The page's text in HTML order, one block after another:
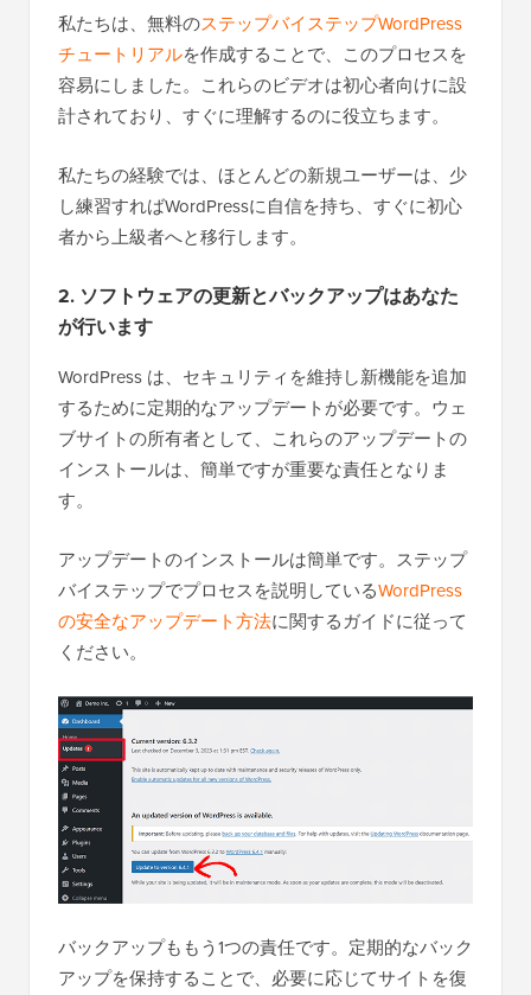
私たちは、無料のステップバイステップWordPress
チュートリアルを作成することで、このプロセスを
容易にしました。これらのビデオは初心者向けに設
計されており、すぐに理解するのに役立ちます。
私たちの経験では、ほとんどの新規ユーザーは、少
し練習すればWordPressに自信を持ち、すぐに初心
者から上級者へと移行します。
2. ソフトウェアの更新とバックアップはあなた
が行います
WordPress は、セキュリティを維持し新機能を追加
するために定期的なアップデートが必要です。ウェ
ブサイトの所有者として、これらのアップデートの
インストールは、簡単ですが重要な責任となりま
す。
アップデートのインストールは簡単です。ステップ
バイステップでプロセスを説明しているWordPress
の安全なアップデート方法に関するガイドに従って
ください。
バックアップももう1つの責任です。定期的なバック
アップを保持することで、必要に応じてサイトを復